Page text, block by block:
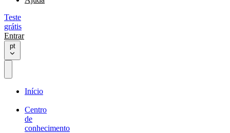
Teste
grátis
Entrar
pt
Início
Centro
de
conhecimento